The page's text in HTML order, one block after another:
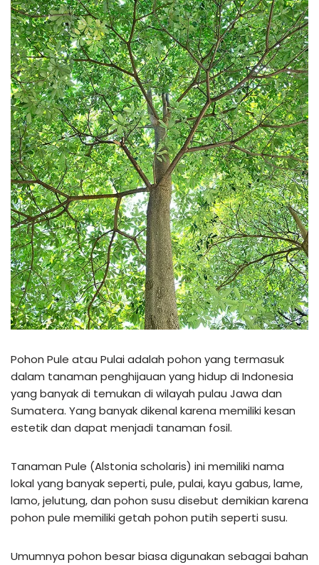
Pohon Pule atau Pulai adalah pohon yang termasuk
dalam tanaman penghijauan yang hidup di Indonesia
yang banyak di temukan di wilayah pulau Jawa dan
Sumatera. Yang banyak dikenal karena memiliki kesan
estetik dan dapat menjadi tanaman fosil.
Tanaman Pule (Alstonia scholaris) ini memiliki nama
lokal yang banyak seperti, pule, pulai, kayu gabus, lame,
lamo, jelutung, dan pohon susu disebut demikian karena
pohon pule memiliki getah pohon putih seperti susu.
Umumnya pohon besar biasa digunakan sebagai bahan